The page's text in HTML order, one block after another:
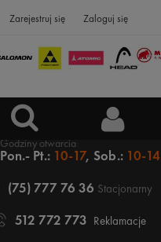
Zarejestruj się Zaloguj się
Pon.- Pt.: 10-17, Sob.: 10-14
(75) 777 76 36 Stacjonarny
512 772 773 Reklamacje